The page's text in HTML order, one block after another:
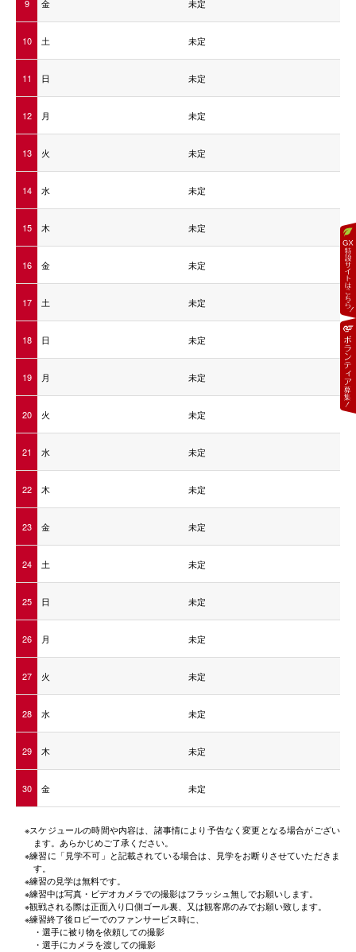
9 金 未定
10 土 未定
11 日 未定
12 月 未定
13 火 未定
14 水 未定
15 木 未定
16 金 未定
17 土 未定
18 日 未定
19 月 未定
20 火 未定
21 水 未定
22 木 未定
23 金 未定
24 土 未定
25 日 未定
26 月 未定
27 火 未定
28 水 未定
29 木 未定
30 金 未定
※スケジュールの時間や内容は、諸事情により予告なく変更となる場合がござい
ます。あらかじめご了承ください。
※練習に「見学不可」と記載されている場合は、見学をお断りさせていただきま
す。
※練習の見学は無料です。
※練習中は写真・ビデオカメラでの撮影はフラッシュ無しでお願いします。
※観戦される際は正面入り口側ゴール裏、又は観客席のみでお願い致します。
※練習終了後ロビーでのファンサービス時に、
・選手に被り物を依頼しての撮影
・選手にカメラを渡しての撮影